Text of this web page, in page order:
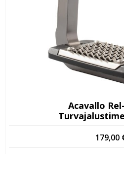
Acavallo
179,00